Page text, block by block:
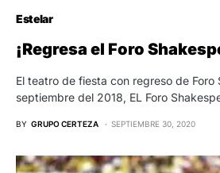
Estelar
¡Regresa el Foro
El teatro de fiesta con regreso de Foro
septiembre del 2018, EL Foro
BY GRUPO CERTEZA SEPTIEMBRE 30, 2020